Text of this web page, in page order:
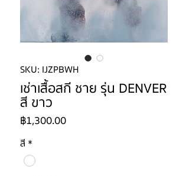
SKU: IJZPBWH
เช่าเสื้อสกี ชาย รุ่น DENVER
สี ขาว
฿1,300.00ราคา
สี *